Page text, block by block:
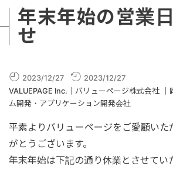
年末年始の営業
せ
2023/12/27
2023/12/27
VALUEPAGE Inc.｜バリューページ株式会社
ム開発・アプリケーション開発会社
平素よりバリューページをご愛顧いた
がとうございます。
年末年始は下記の通り休業とさせてい